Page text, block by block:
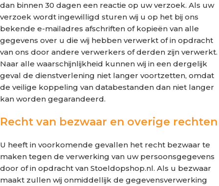
dan binnen 30 dagen een reactie op uw verzoek. Als uw
verzoek wordt ingewilligd sturen wij u op het bij ons
bekende e-mailadres afschriften of kopieën van alle
gegevens over u die wij hebben verwerkt of in opdracht
van ons door andere verwerkers of derden zijn verwerkt.
Naar alle waarschijnlijkheid kunnen wij in een dergelijk
geval de dienstverlening niet langer voortzetten, omdat
de veilige koppeling van databestanden dan niet langer
kan worden gegarandeerd.
Recht van bezwaar en overige rechten
U heeft in voorkomende gevallen het recht bezwaar te
maken tegen de verwerking van uw persoonsgegevens
door of in opdracht van Stoeldopshop.nl. Als u bezwaar
maakt zullen wij onmiddellijk de gegevensverwerking